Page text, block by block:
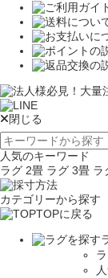
閉じる
人気のキーワード
ラグ 2畳 ラグ 3畳 ラ
カテゴリーから探す
TOPに戻る